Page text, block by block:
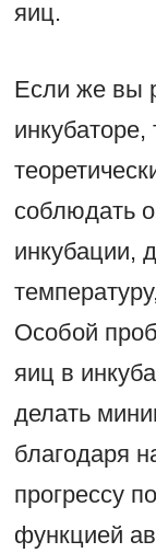
яиц.
Если же вы
инкубаторе,
соблюдать
инкубации,
Особой
яиц в
делать
благодаря
прогрессу
функцией